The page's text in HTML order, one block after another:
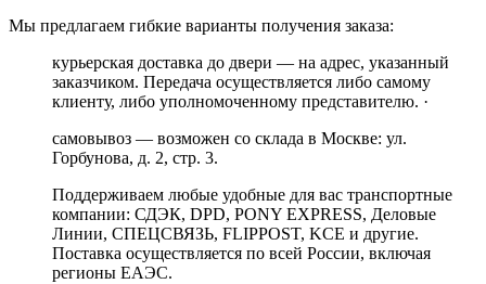
Мы предлагаем гибкие варианты получения заказа:
курьерская доставка до двери — на адрес, указанный
заказчиком. Передача осуществляется либо самому
клиенту, либо уполномоченному представителю. ·
самовывоз — возможен со склада в Москве: ул.
Горбунова, д. 2, стр. 3.
Поддерживаем любые удобные для вас транспортные
компании: СДЭК, DPD, PONY EXPRESS, Деловые
Линии, СПЕЦСВЯЗЬ, FLIPPOST, KCE и другие.
Поставка осуществляется по всей России, включая
регионы ЕАЭС.